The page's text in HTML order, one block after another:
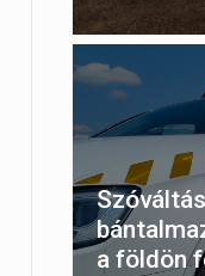
a földön